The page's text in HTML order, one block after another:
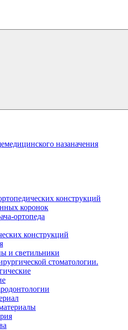
назаначения
конструкций
коронок
ортопеда
конструкций
и светильники
стоматологии.